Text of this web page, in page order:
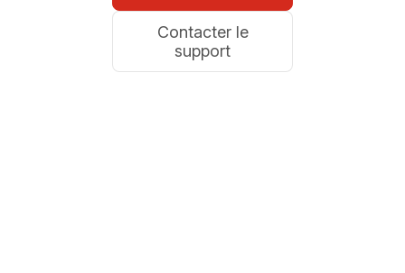
Contacter le
support